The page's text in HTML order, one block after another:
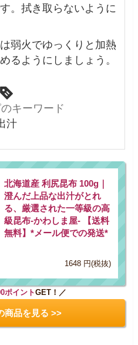
。拭き取らないように
弱火でゆっくりと加熱
るようにしましょう。
キーワード
汁
北海道産 利尻昆布 100g｜
澄んだ上品な出汁がとれ
る、厳選された一等級の高
級昆布-かわしま屋- 【送料
無料】*メール便での発送*
1648 円(税抜)
ポイントGET！／
商品を見る >>